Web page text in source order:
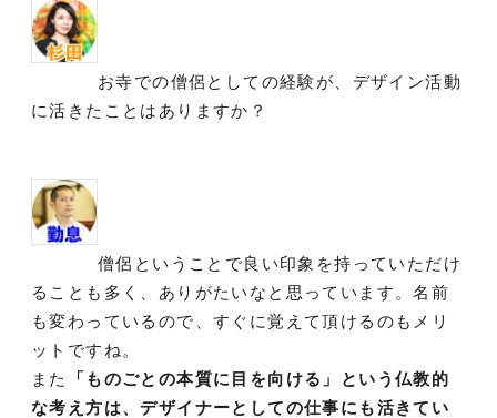
お寺での僧侶としての経験が、デザイン活動
に活きたことはありますか？
僧侶ということで良い印象を持っていただけ
ることも多く、ありがたいなと思っています。名前
も変わっているので、すぐに覚えて頂けるのもメリ
ットですね。
また
「ものごとの本質に目を向ける」という仏教的
な考え方は、デザイナーとしての仕事にも活きてい